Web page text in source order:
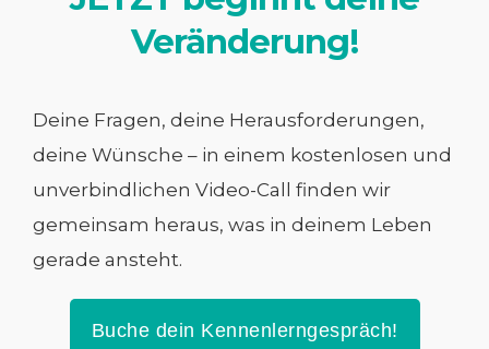
Veränderung!
Deine Fragen, deine Herausforderungen,
deine Wünsche – in einem kostenlosen und
unverbindlichen Video-Call finden wir
gemeinsam heraus, was in deinem Leben
gerade ansteht.
Buche dein Kennenlerngespräch!